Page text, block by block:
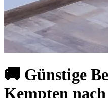
🚚 Günstige
Kempten